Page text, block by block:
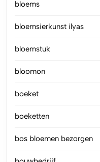
bloems
bloemsierkunst ilyas
bloemstuk
bloomon
boeket
boeketten
bos bloemen bezorgen